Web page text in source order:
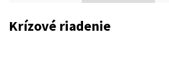
Krízové riadenie